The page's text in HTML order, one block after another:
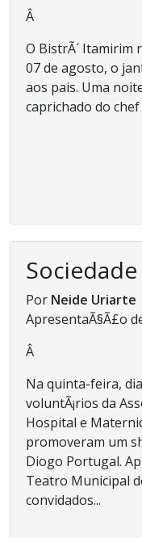
Â
O BistrÃ´ Itamirim
07 de agosto, o
aos pais. Uma
caprichado do
Por Neide Uriarte
ApresentaÃ§Ã£o
Â
Na quinta-feira,
voluntÃ¡rios da
Hospital e
promoveram um
Diogo Portugal.
Teatro Municipal
convidados...